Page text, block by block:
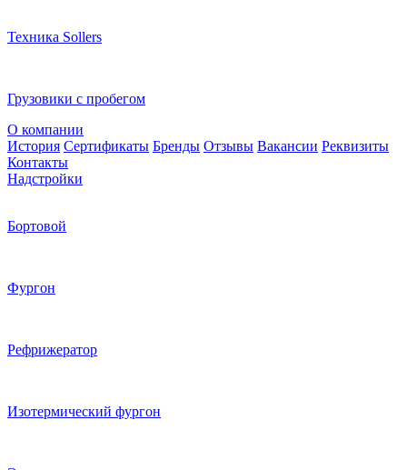
Техника Sollers
Грузовики с пробегом
О компании
История Сертификаты Бренды Отзывы Вакансии Реквизиты
Контакты
Надстройки
Бортовой
Фургон
Рефрижератор
Изотермический фургон